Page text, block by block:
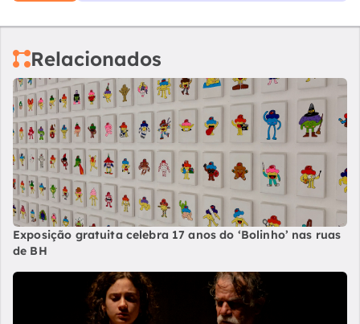
Relacionados
Exposição gratuita celebra 17 anos do ‘Bolinho’ nas ruas
de BH